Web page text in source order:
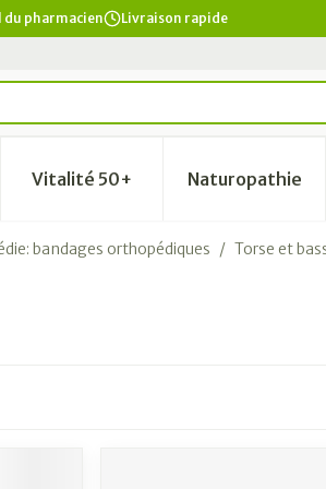
du pharmacien Livraison rapide
et hygiène
catégorie Régime, alimentation &
sous-menu pour la catégorie
Vitalité 50+Afficher le sous-menu pour
Naturopathie
Afficher
bandages orthopédiques / Torse et